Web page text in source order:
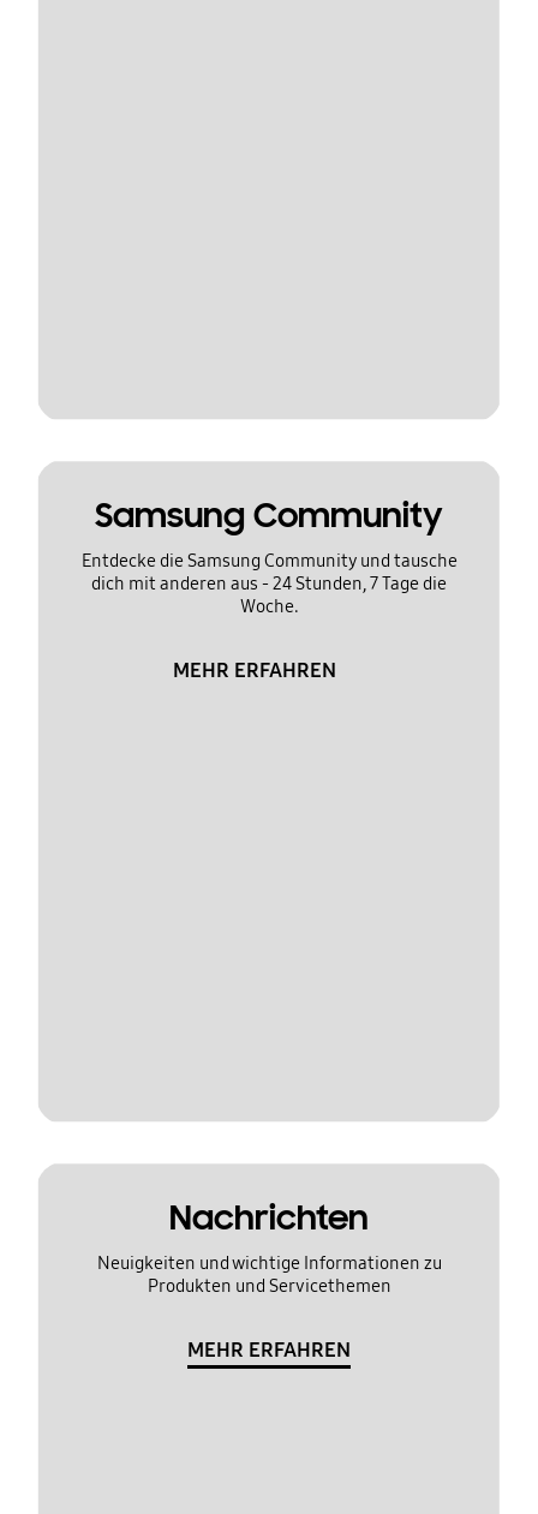
Samsung Community
Entdecke die Samsung Community und tausche
dich mit anderen aus - 24 Stunden, 7 Tage die
Woche.
MEHR ERFAHREN
Nachrichten
Neuigkeiten und wichtige Informationen zu
Produkten und Servicethemen
MEHR ERFAHREN